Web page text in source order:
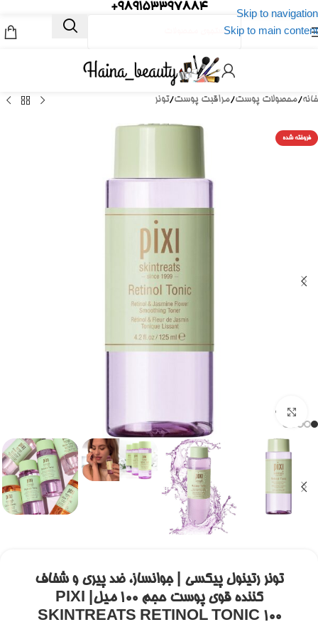
Skip to navigation
Skip to main content
989153397884+
خانه/محصولات پوست/مراقبت پوست/تونر
فروخته شده
برای بزرگنمایی کلیک کنید
تونر رتینول پیکسی | جوانساز، ضد پیری و شفاف
کننده قوی پوست حجم ۱۰۰ میل| PIXI
SKINTREATS RETINOL TONIC 100